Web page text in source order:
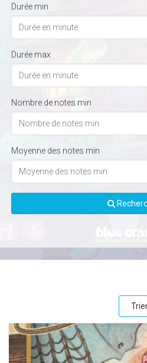
Durée min
Durée max
Nombre de notes min
Moyenne des notes min